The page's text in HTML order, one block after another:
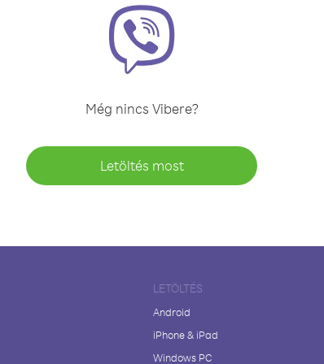
Még nincs Vibere?
Letöltés most
LETÖLTÉS
Android
iPhone & iPad
Windows PC